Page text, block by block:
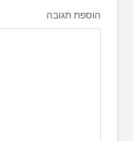
הוספת תגובה